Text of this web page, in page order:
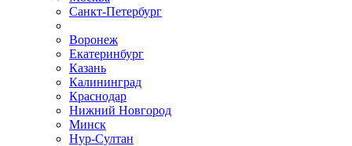
Санкт-Петербург
Воронеж
Екатеринбург
Казань
Калининград
Краснодар
Нижний Новгород
Минск
Нур-Султан